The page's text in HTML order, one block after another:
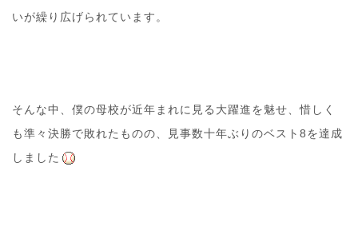
いが繰り広げられています。
そんな中、僕の母校が近年まれに見る大躍進を魅せ、惜しく
も準々決勝で敗れたものの、見事数十年ぶりのベスト8を達成
しました